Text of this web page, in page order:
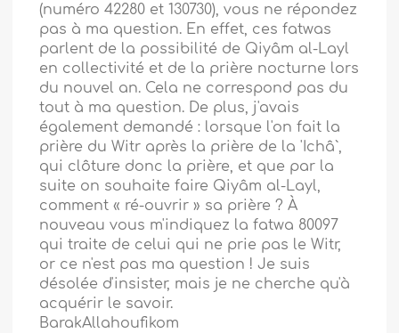
(numéro 42280 et 130730), vous ne répondez
pas à ma question. En effet, ces fatwas
parlent de la possibilité de Qiyâm al-Layl
en collectivité et de la prière nocturne lors
du nouvel an. Cela ne correspond pas du
tout à ma question. De plus, j'avais
également demandé : lorsque l'on fait la
prière du Witr après la prière de la 'Ichâ`,
qui clôture donc la prière, et que par la
suite on souhaite faire Qiyâm al-Layl,
comment « ré-ouvrir » sa prière ? À
nouveau vous m'indiquez la fatwa 80097
qui traite de celui qui ne prie pas le Witr,
or ce n'est pas ma question ! Je suis
désolée d'insister, mais je ne cherche qu'à
acquérir le savoir.
BarakAllahoufikom